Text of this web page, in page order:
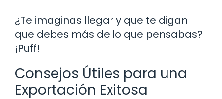
¿Te imaginas llegar y que te digan
que debes más de lo que pensabas?
¡Puff!
Consejos Útiles para una
Exportación Exitosa